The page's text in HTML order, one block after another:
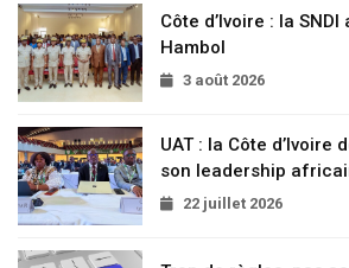
Côte d’Ivoire : la
Hambol
3 août 2026
UAT : la Côte
son leadership
22 juillet 2026